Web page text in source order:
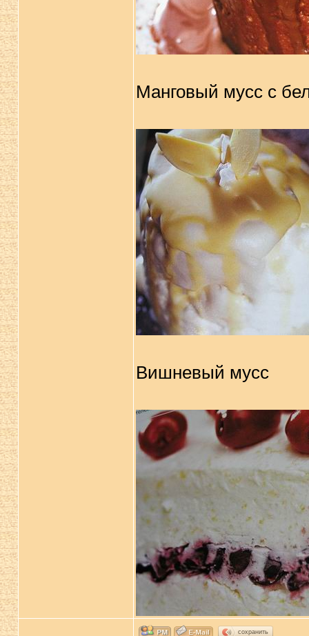
Манговый мусс с
Вишневый мусс
сохранить